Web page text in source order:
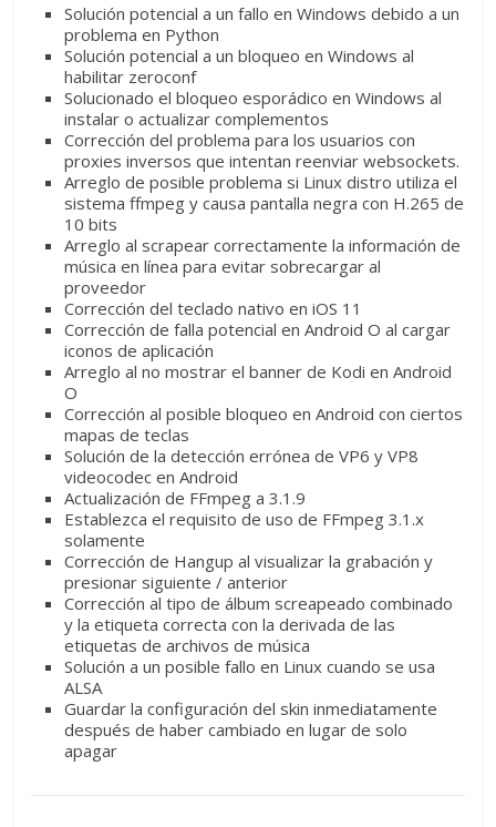
Solución potencial a un fallo en Windows debido a un
problema en Python
Solución potencial a un bloqueo en Windows al
habilitar zeroconf
Solucionado el bloqueo esporádico en Windows al
instalar o actualizar complementos
Corrección del problema para los usuarios con
proxies inversos que intentan reenviar websockets.
Arreglo de posible problema si Linux distro utiliza el
sistema ffmpeg y causa pantalla negra con H.265 de
10 bits
Arreglo al scrapear correctamente la información de
música en línea para evitar sobrecargar al
proveedor
Corrección del teclado nativo en iOS 11
Corrección de falla potencial en Android O al cargar
iconos de aplicación
Arreglo al no mostrar el banner de Kodi en Android
O
Corrección al posible bloqueo en Android con ciertos
mapas de teclas
Solución de la detección errónea de VP6 y VP8
videocodec en Android
Actualización de FFmpeg a 3.1.9
Establezca el requisito de uso de FFmpeg 3.1.x
solamente
Corrección de Hangup al visualizar la grabación y
presionar siguiente / anterior
Corrección al tipo de álbum screapeado combinado
y la etiqueta correcta con la derivada de las
etiquetas de archivos de música
Solución a un posible fallo en Linux cuando se usa
ALSA
Guardar la configuración del skin inmediatamente
después de haber cambiado en lugar de solo
apagar